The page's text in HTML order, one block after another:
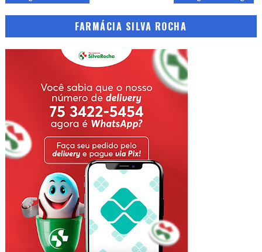
FARMÁCIA SILVA ROCHA